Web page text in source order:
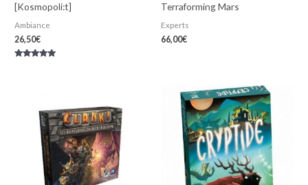
[Kosmopoli:t]
Ambiance
26,50€
Terraforming Mars
Experts
66,00€